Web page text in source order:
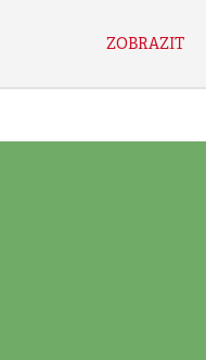
ZOBRAZIT